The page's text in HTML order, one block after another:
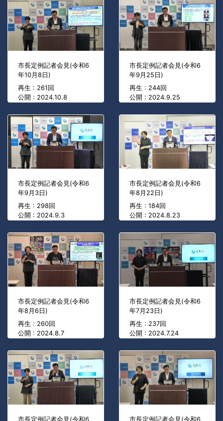
市長定例記者会見(令和6
年10月8日)
再生 : 261回
公開 : 2024.10.8
市長定例記者会見(令和6
年9月25日)
再生 : 244回
公開 : 2024.9.25
市長定例記者会見(令和6
年9月3日)
再生 : 298回
公開 : 2024.9.3
市長定例記者会見(令和6
年8月22日)
再生 : 184回
公開 : 2024.8.23
市長定例記者会見(令和6
年8月6日)
再生 : 260回
公開 : 2024.8.7
市長定例記者会見(令和6
年7月23日)
再生 : 237回
公開 : 2024.7.24
市長定例記者会見(令和6 市長定例記者会見(令和6